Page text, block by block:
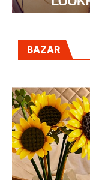
BAZAR